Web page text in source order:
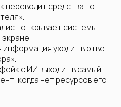
переводит средства по
открывает системы
экране.
уходит в ответ
с ИИ выходит в самый
когда нет ресурсов его